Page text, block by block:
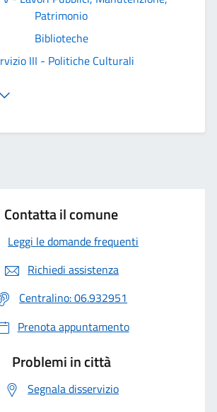
Patrimonio
Biblioteche
III - Politiche Culturali
Contatta il comune
Leggi le domande frequenti
Richiedi assistenza
Centralino: 06.932951
Prenota appuntamento
Problemi in città
Segnala disservizio